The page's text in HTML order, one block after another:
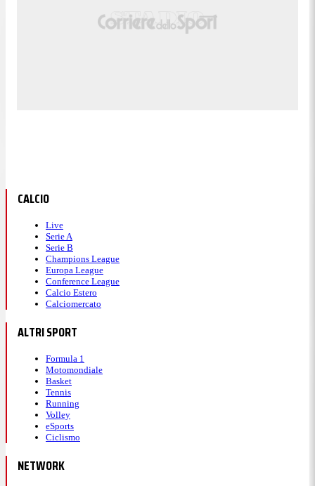
CALCIO
Live
Serie A
Serie B
Champions League
Europa League
Conference League
Calcio Estero
Calciomercato
ALTRI SPORT
Formula 1
Motomondiale
Basket
Tennis
Running
Volley
eSports
Ciclismo
NETWORK